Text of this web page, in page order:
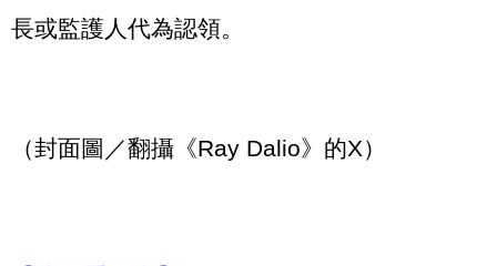
長或監護人代為認領。
（封面圖／翻攝《Ray Dalio》的X）